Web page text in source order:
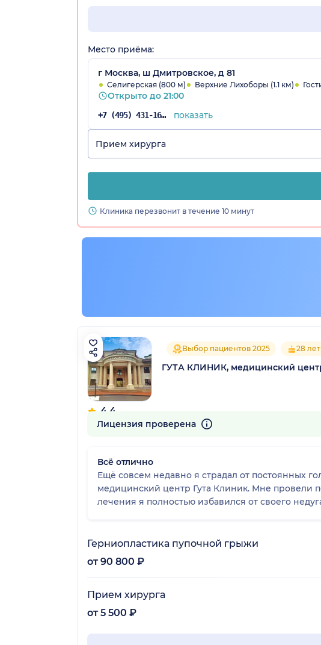
Место приёма:
г Москва, ш Дмитровское, д 81
Селигерская (800 м) Верхние Лихоборы (1.1 км)
Открыто до 21:00
+7 (495) 431-16-92 показать
Прием хирурга
Клиника перезвонит в течение 10 минут
4.4
191 отзыв
Выбор пациентов 2025 28
ГУТА КЛИНИК, медицинский
Лицензия проверена
Всё отлично
Ещё совсем недавно я страдал от постоянных
медицинский центр Гута Клиник. Мне провели
лечения я полностью избавился от своего
Герниопластика пупочной грыжи
от 90 800 ₽
Прием хирурга
от 5 500 ₽